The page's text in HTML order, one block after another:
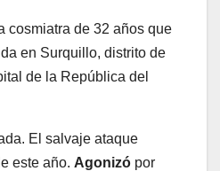
cosmiatra de 32 años que
en Surquillo, distrito de
de la República del
El salvaje ataque
este año. Agonizó por